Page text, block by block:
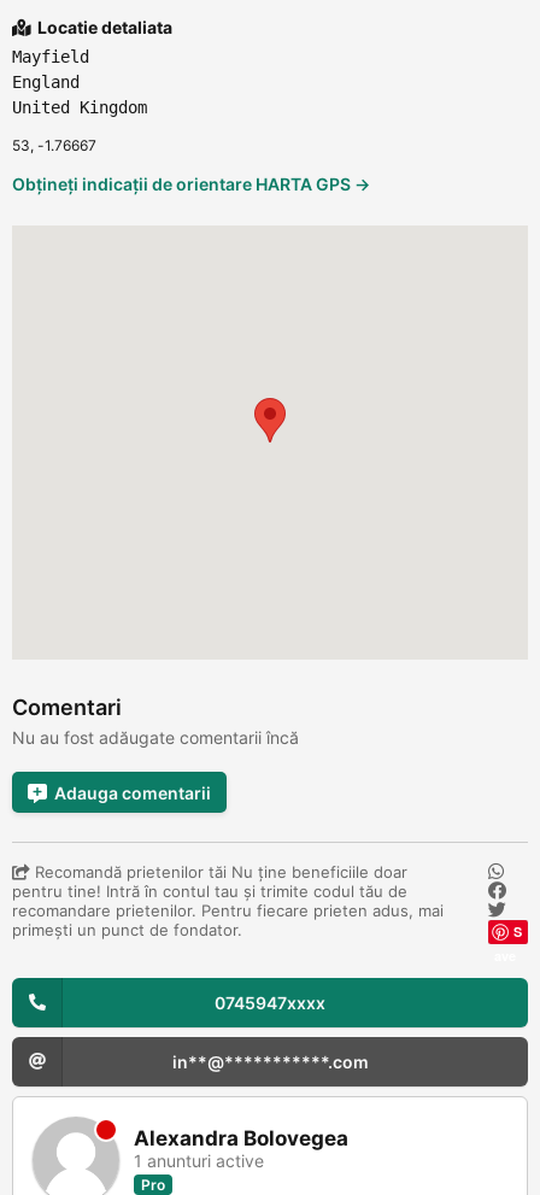
Locatie detaliata
Mayfield
England
United Kingdom
53, -1.76667
Obțineți indicații de orientare HARTA GPS →
Comentari
Nu au fost adăugate comentarii încă
Adauga comentarii
Recomandă prietenilor tăi Nu ține beneficiile doar
pentru tine! Intră în contul tau și trimite codul tău de
recomandare prietenilor. Pentru fiecare prieten adus, mai
primești un punct de fondator.
S
0745947xxxx
in**@***********.com
Alexandra Bolovegea
1 anunturi active
Pro